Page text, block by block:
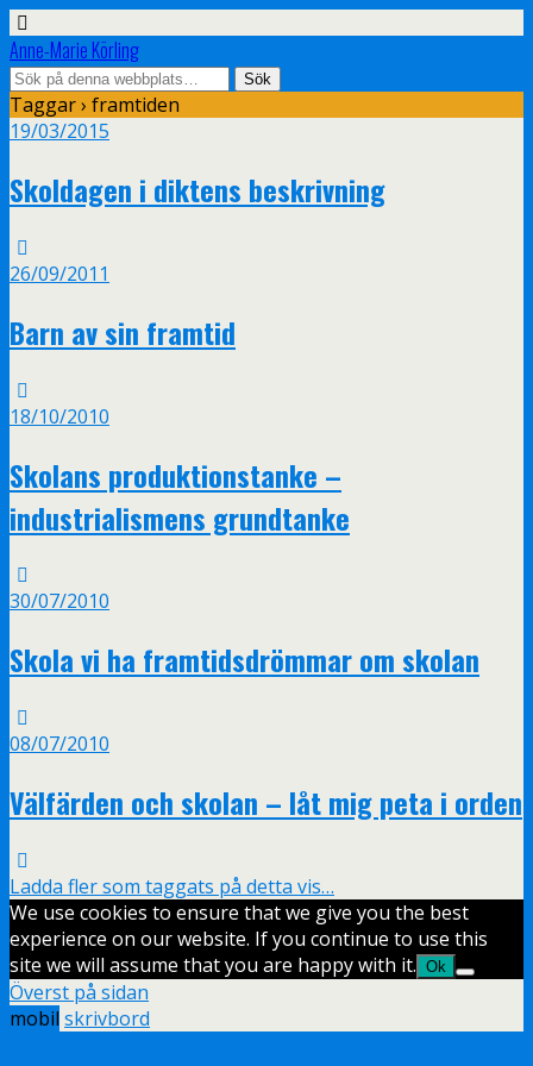
Anne-Marie Körling
Taggar › framtiden
19/03/2015
Skoldagen i diktens beskrivning
26/09/2011
Barn av sin framtid
18/10/2010
Skolans produktionstanke –
industrialismens grundtanke
30/07/2010
Skola vi ha framtidsdrömmar om skolan
08/07/2010
Välfärden och skolan – låt mig peta i orden
Ladda fler som taggats på detta vis…
We use cookies to ensure that we give you the best
experience on our website. If you continue to use this
site we will assume that you are happy with it. Ok
Överst på sidan
mobil skrivbord